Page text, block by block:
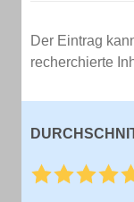
Der Eintrag
recherchierte